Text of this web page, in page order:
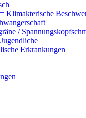
Klimakterische
/
Erkrankungen